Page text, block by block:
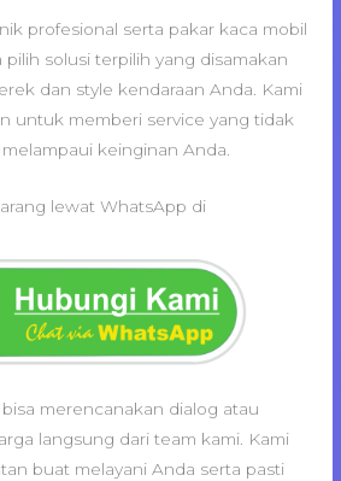
profesional serta pakar kaca mobil
solusi terpilih yang disamakan
dan style kendaraan Anda. Kami
untuk memberi service yang tidak
keinginan Anda.
lewat WhatsApp di
merencanakan dialog atau
langsung dari team kami. Kami
buat melayani Anda serta pasti